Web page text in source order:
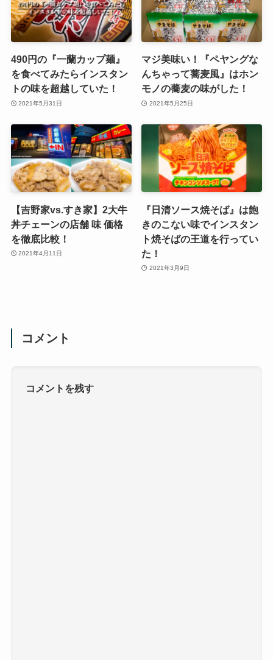
490円の『一蘭カップ麺』
を食べてみたらインスタン
トの味を超越していた！
2021年5月31日
マジ美味い！『ペヤングな
んちゃって蕎麦風』はホン
モノの蕎麦の味がした！
2021年5月25日
【吉野家vs.すき家】2大牛
丼チェーンの店舗 味 価格
を徹底比較！
2021年4月11日
『日清ソース焼そば』は飽
きのこない味でインスタン
ト焼そばの王道を行ってい
た！
2021年3月9日
コメント
コメントを残す